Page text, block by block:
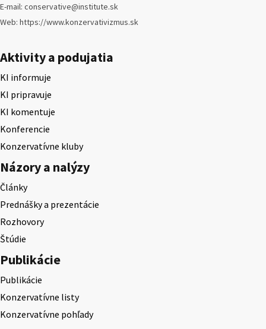
E-mail: conservative@institute.sk
Web: https://www.konzervativizmus.sk
Aktivity a podujatia
KI informuje
KI pripravuje
KI komentuje
Konferencie
Konzervatívne kluby
Názory a nalýzy
Články
Prednášky a prezentácie
Rozhovory
Štúdie
Publikácie
Publikácie
Konzervatívne listy
Konzervatívne pohľady